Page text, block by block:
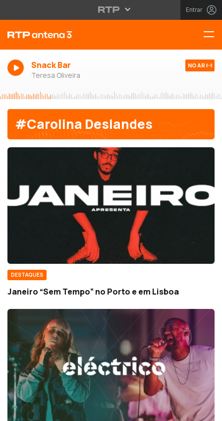
Entrar
Snack Bar
Teresa Oliveira
NO AR
#Carolina Deslandes
DESTAQUES
Janeiro “Sem Tempo” no Porto e em Lisboa